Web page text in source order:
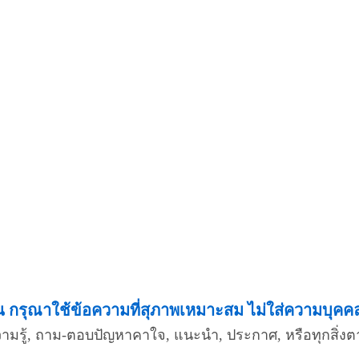
กรุณาใช้ข้อความที่สุภาพเหมาะสม ไม่ใส่ความบุค
มรู้, ถาม-ตอบปัญหาคาใจ, แนะนำ, ประกาศ, หรือทุกสิ่ง